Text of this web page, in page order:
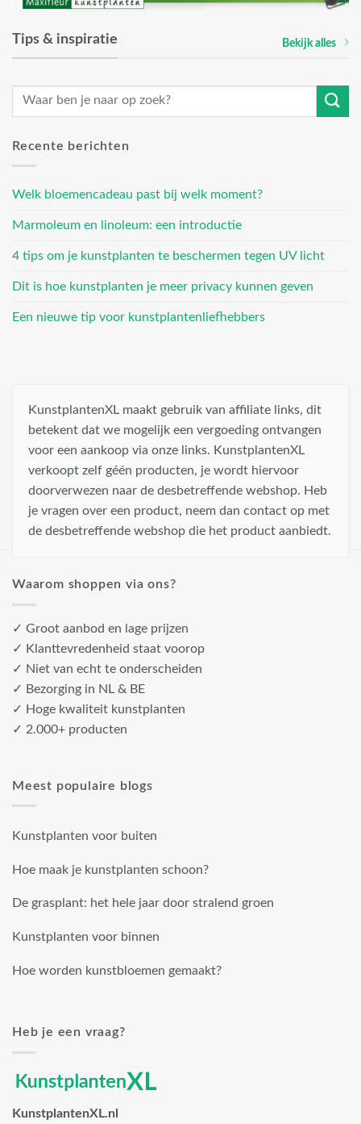
Tips & inspiratie Bekijk alles
Recente berichten
Welk bloemencadeau past bij welk moment?
Marmoleum en linoleum: een introductie
4 tips om je kunstplanten te beschermen tegen UV licht
Dit is hoe kunstplanten je meer privacy kunnen geven
Een nieuwe tip voor kunstplantenliefhebbers
KunstplantenXL maakt gebruik van affiliate links, dit
betekent dat we mogelijk een vergoeding ontvangen
voor een aankoop via onze links. KunstplantenXL
verkoopt zelf géén producten, je wordt hiervoor
doorverwezen naar de desbetreffende webshop. Heb
je vragen over een product, neem dan contact op met
de desbetreffende webshop die het product aanbiedt.
Waarom shoppen via ons?
✓ Groot aanbod en lage prijzen
✓ Klanttevredenheid staat voorop
✓ Niet van echt te onderscheiden
✓ Bezorging in NL & BE
✓ Hoge kwaliteit kunstplanten
✓ 2.000+ producten
Meest populaire blogs
Kunstplanten voor buiten
Hoe maak je kunstplanten schoon?
De grasplant: het hele jaar door stralend groen
Kunstplanten voor binnen
Hoe worden kunstbloemen gemaakt?
Heb je een vraag?
KunstplantenXL.nl